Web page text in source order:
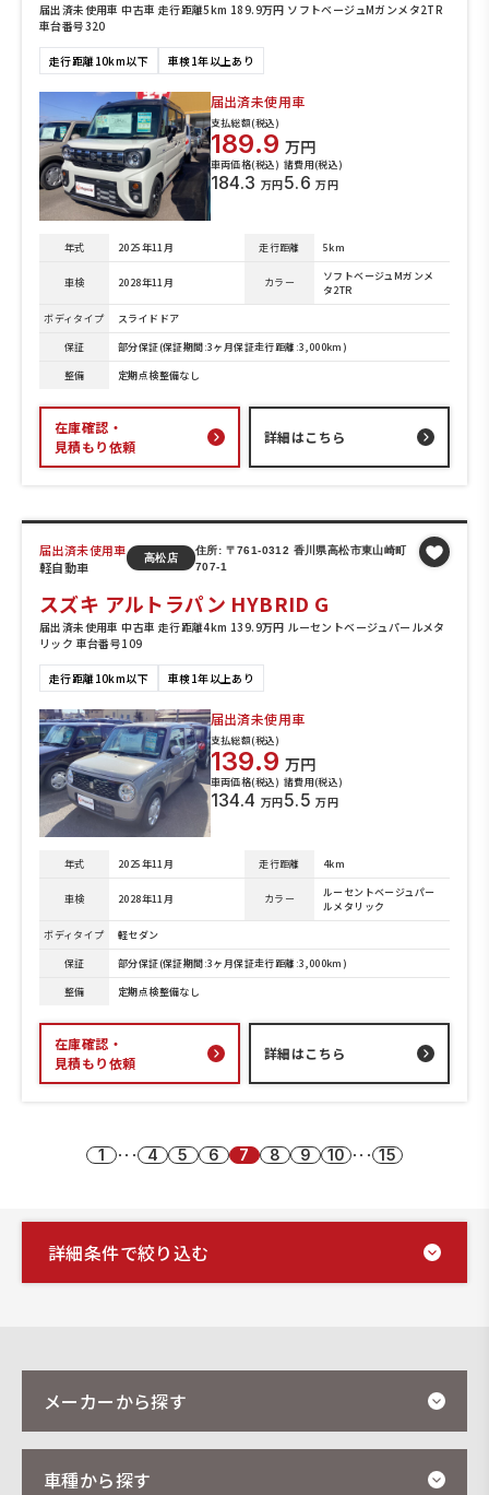
届出済未使用車 中古車 走行距離5km 189.9万円 ソフトベージュMガンメタ2TR
車台番号320
走行距離10km以下 車検1年以上あり
届出済未使用車
支払総額(税込)
189.9 万円
車両価格(税込)
184.3 万円
諸費用(税込)
5.6 万円
年式 2025年11月 走行距離 5km
車検 2028年11月 カラー
ソフトベージュMガンメ
タ2TR
ボディタイプ
スライドドア
保証
部分保証(保証期間:3ヶ月保証走行距離:3,000km)
整備
定期点検整備なし
在庫確認・
見積もり依頼
詳細はこちら
届出済未使用車
軽自動車
高松店
住所: 〒761-0312 香川県高松市東山崎町
707-1
スズキ アルトラパン HYBRID G
届出済未使用車 中古車 走行距離4km 139.9万円 ルーセントベージュパールメタ
リック 車台番号109
走行距離10km以下 車検1年以上あり
届出済未使用車
支払総額(税込)
139.9 万円
車両価格(税込)
134.4 万円
諸費用(税込)
5.5 万円
年式 2025年11月 走行距離 4km
車検 2028年11月 カラー
ルーセントベージュパー
ルメタリック
ボディタイプ
軽セダン
保証
部分保証(保証期間:3ヶ月保証走行距離:3,000km)
整備
定期点検整備なし
在庫確認・
見積もり依頼
詳細はこちら
1 ･･･ 4 5 6 7 8 9 10 ･･･ 15
詳細条件で絞り込む
メーカーから探す
車種から探す